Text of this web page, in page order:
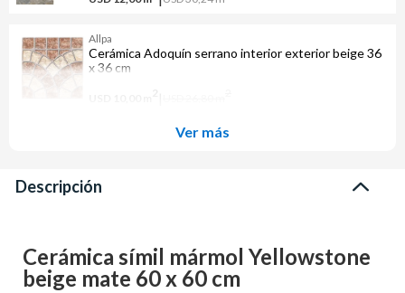
Allpa
Cerámica Adoquín serrano interior exterior beige 36
x 36 cm
Ver más
Descripción
Cerámica símil mármol Yellowstone
beige mate 60 x 60 cm